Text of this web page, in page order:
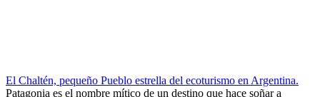
El Chaltén, pequeño Pueblo estrella del ecoturismo en Argentina.
Patagonia es el nombre mítico de un destino que hace soñar a